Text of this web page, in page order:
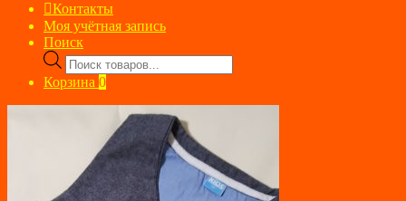
Контакты
Моя учётная запись
Поиск
Поиск
товаров
Корзина 0